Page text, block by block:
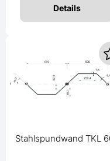
Details
Stahlspundwand TKL